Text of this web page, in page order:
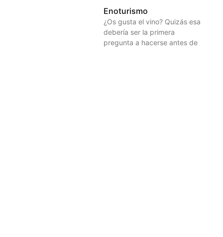
Enoturismo
¿Os gusta el vino? Quizás esa
debería ser la primera
pregunta a hacerse antes de